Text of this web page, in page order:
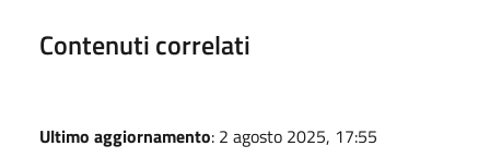
Contenuti correlati
Ultimo aggiornamento: 2 agosto 2025, 17:55